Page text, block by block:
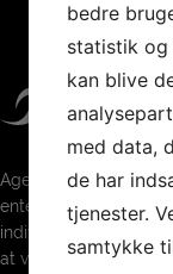
Agerbæk SF er åben
enten det drejer sig
individuelle
at være sammen
bedre
statistik og
kan blive
med data,
de har
tjenester.
samtykke